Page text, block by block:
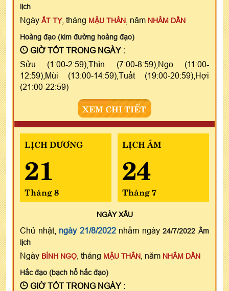
lịch
Ngày ẤT TỴ, tháng MẬU THÂN , năm NHÂM DẦN
Hoàng đạo (kim đường hoàng đạo)
GIỜ TỐT TRONG NGÀY :
Sửu (1:00-2:59),Thìn (7:00-8:59),Ngọ (11:00-
12:59),Mùi (13:00-14:59),Tuất (19:00-20:59),Hợi
(21:00-22:59)
XEM CHI TIẾT
LỊCH DƯƠNG
21
Tháng 8
LỊCH ÂM
24
Tháng 7
NGÀYXẤU
Chủ nhật, ngày 21/8/2022nhằm ngày24/7/2022 Âm
lịch
Ngày BÍNH NGỌ , tháng MẬU THÂN , năm NHÂM DẦN
Hắc đạo (bạch hổ hắc đạo)
GIỜ TỐT TRONG NGÀY :